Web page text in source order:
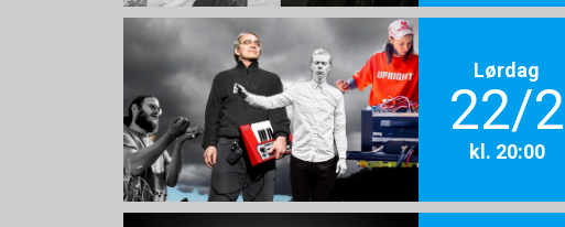
Lørdag
22/2
kl. 20:00